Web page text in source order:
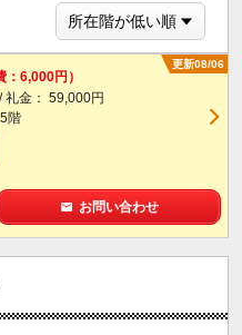
更新08/06
：6,000円）
礼金： 59,000円
階
お問い合わせ